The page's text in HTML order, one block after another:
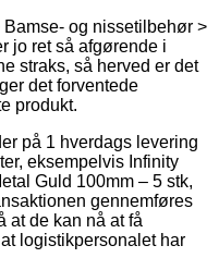
og nissetilbehør >
jo ret så afgørende i
straks, så herved er det
det forventede
produkt.
på 1 hverdags levering
eksempelvis Infinity
Guld 100mm – 5 stk,
gennemføres
at de kan nå at få
logistikpersonalet har